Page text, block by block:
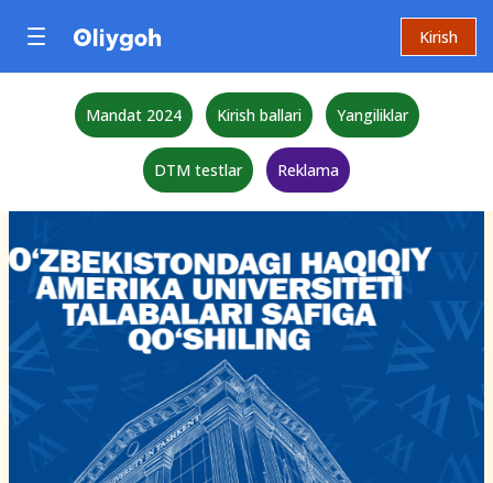
Kirish
Mandat 2024 Kirish ballari Yangiliklar
DTM testlar Reklama